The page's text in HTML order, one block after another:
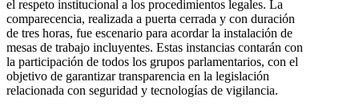
el respeto institucional a los procedimientos legales. La
comparecencia, realizada a puerta cerrada y con duración
de tres horas, fue escenario para acordar la instalación de
mesas de trabajo incluyentes. Estas instancias contarán con
la participación de todos los grupos parlamentarios, con el
objetivo de garantizar transparencia en la legislación
relacionada con seguridad y tecnologías de vigilancia.